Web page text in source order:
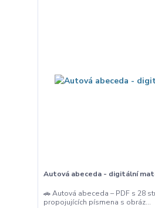
Autová abeceda - digitální
🚗 Autová abeceda – PDF s 28
propojujících písmena s obráz...